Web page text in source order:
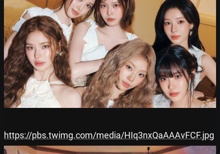
https://pbs.twimg.com/media/HIq3nxQaAAAvFCF.jpg